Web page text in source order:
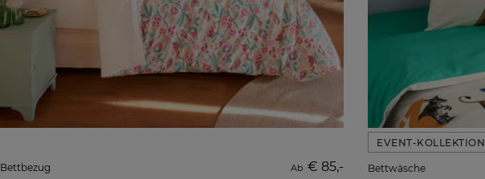
Bettbezug Ab € 85,-
EVENT-KOLLEKTION
Bettwäsche